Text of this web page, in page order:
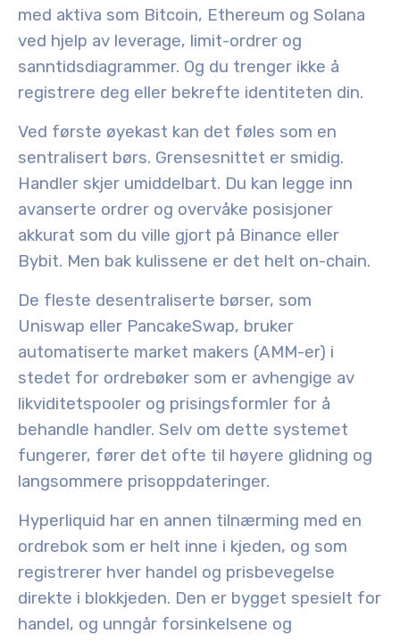
med aktiva som Bitcoin, Ethereum og Solana
ved hjelp av leverage, limit-ordrer og
sanntidsdiagrammer. Og du trenger ikke å
registrere deg eller bekrefte identiteten din.
Ved første øyekast kan det føles som en
sentralisert børs. Grensesnittet er smidig.
Handler skjer umiddelbart. Du kan legge inn
avanserte ordrer og overvåke posisjoner
akkurat som du ville gjort på Binance eller
Bybit. Men bak kulissene er det helt on-chain.
De fleste desentraliserte børser, som
Uniswap eller PancakeSwap, bruker
automatiserte market makers (AMM-er) i
stedet for ordrebøker som er avhengige av
likviditetspooler og prisingsformler for å
behandle handler. Selv om dette systemet
fungerer, fører det ofte til høyere glidning og
langsommere prisoppdateringer.
Hyperliquid har en annen tilnærming med en
ordrebok som er helt inne i kjeden, og som
registrerer hver handel og prisbevegelse
direkte i blokkjeden. Den er bygget spesielt for
handel, og unngår forsinkelsene og